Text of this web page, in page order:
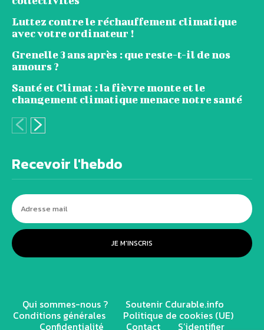
Luttez contre le réchauffement climatique
avec votre ordinateur !
Grenelle 3 ans après : que reste-t-il de nos
amours ?
Santé et Climat : la fièvre monte et le
changement climatique menace notre santé
Recevoir l'hebdo
JE M'INSCRIS
Qui sommes-nous ? Soutenir Cdurable.info
Conditions générales Politique de cookies (UE)
Confidentialité Contact S’identifier